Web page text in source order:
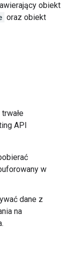
obiekt
oraz obiekt
API
w
dane z
na